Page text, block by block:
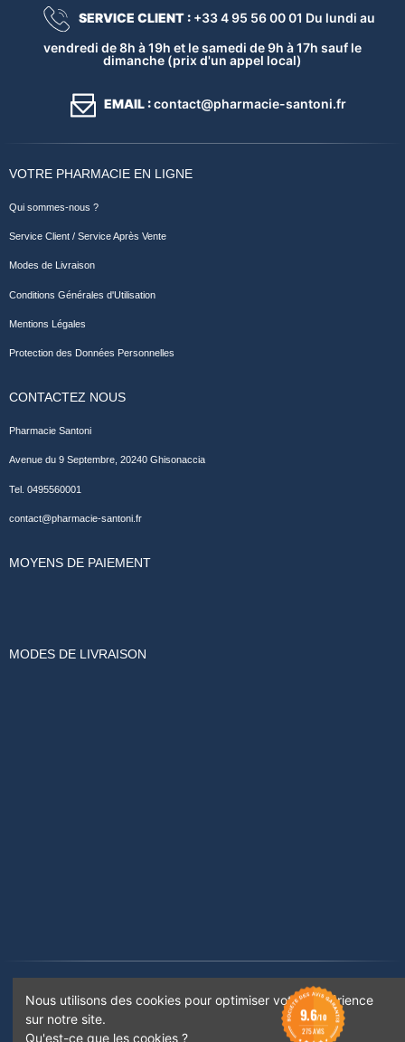
SERVICE CLIENT :+33 4 95 56 00 01 Du lundi au
vendredi de 8h à 19h et le samedi de 9h à 17h sauf le
dimanche (prix d'un appel local)
EMAIL :contact@pharmacie-santoni.fr
VOTRE PHARMACIE EN LIGNE
Qui sommes-nous ?
Service Client / Service Après Vente
Modes de Livraison
Conditions Générales d'Utilisation
Mentions Légales
Protection des Données Personnelles
CONTACTEZ NOUS
Pharmacie Santoni
Avenue du 9 Septembre, 20240 Ghisonaccia
Tel. 0495560001
contact@pharmacie-santoni.fr
MOYENS DE PAIEMENT
MODES DE LIVRAISON
Rejoignez-nous sur :
Nous utilisons des cookies pour optimiser votre expérience
sur notre site.
Qu'est-ce que les cookies ?
9.6/10
275 AVIS